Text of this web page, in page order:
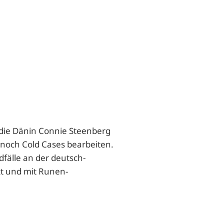
Dänin Connie Steenberg
Cold Cases bearbeiten.
an der deutsch-
und mit Runen-